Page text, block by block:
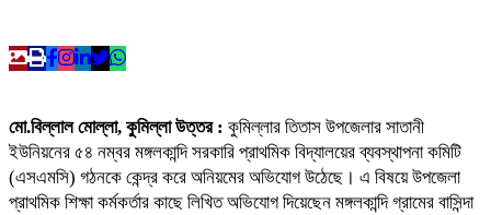
মো.বিল্লাল মোল্লা, কুমিল্লা উত্তর : কুমিল্লার তিতাস উপজেলার সাতানী
ইউনিয়নের ৫৪ নম্বর মঙ্গলকান্দি সরকারি প্রাথমিক বিদ্যালয়ের ব্যবস্থাপনা কমিটি
(এসএমসি) গঠনকে কেন্দ্র করে অনিয়মের অভিযোগ উঠেছে। এ বিষয়ে উপজেলা
প্রাথমিক শিক্ষা কর্মকর্তার কাছে লিখিত অভিযোগ দিয়েছেন মঙ্গলকান্দি গ্রামের বাসিন্দা